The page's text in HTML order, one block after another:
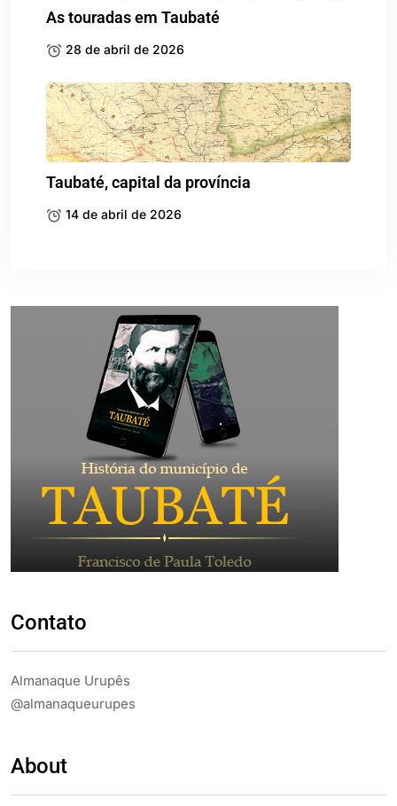
As touradas em Taubaté
28 de abril de 2026
Taubaté, capital da província
14 de abril de 2026
Contato
Almanaque Urupês
@almanaqueurupes
About